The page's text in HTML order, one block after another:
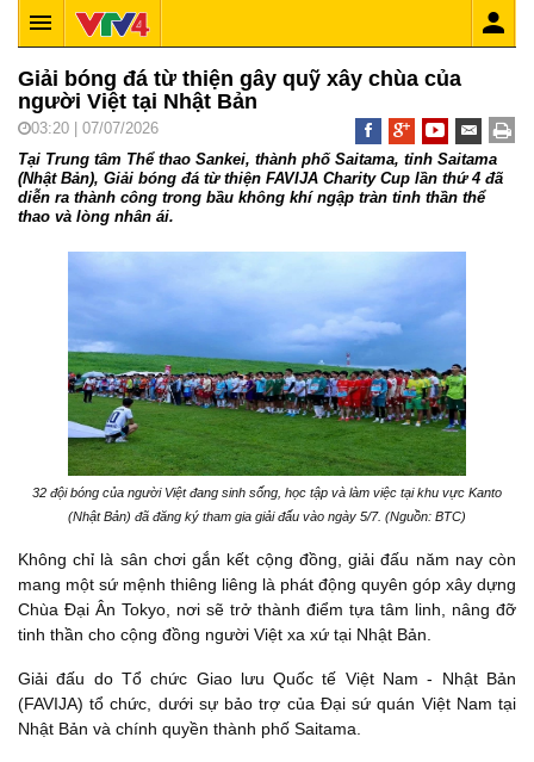
Giải bóng đá từ thiện gây quỹ xây chùa của
người Việt tại Nhật Bản
03:20 | 07/07/2026
Tại Trung tâm Thể thao Sankei, thành phố Saitama, tỉnh Saitama
(Nhật Bản), Giải bóng đá từ thiện FAVIJA Charity Cup lần thứ 4 đã
diễn ra thành công trong bầu không khí ngập tràn tinh thần thể
thao và lòng nhân ái.
32 đội bóng của người Việt đang sinh sống, học tập và làm việc tại khu vực Kanto
(Nhật Bản) đã đăng ký tham gia giải đấu vào ngày 5/7. (Nguồn: BTC)
Không chỉ là sân chơi gắn kết cộng đồng, giải đấu năm nay còn
mang một sứ mệnh thiêng liêng là phát động quyên góp xây dựng
Chùa Đại Ân Tokyo, nơi sẽ trở thành điểm tựa tâm linh, nâng đỡ
tinh thần cho cộng đồng người Việt xa xứ tại Nhật Bản.
Giải đấu do Tổ chức Giao lưu Quốc tế Việt Nam - Nhật Bản
(FAVIJA) tổ chức, dưới sự bảo trợ của Đại sứ quán Việt Nam tại
Nhật Bản và chính quyền thành phố Saitama.